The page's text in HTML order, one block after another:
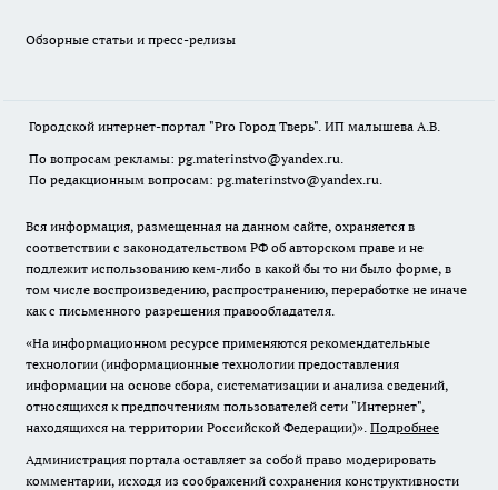
Обзорные статьи и пресс-релизы
Городской интернет-портал "Pro Город Тверь". ИП малышева А.В.
По вопросам рекламы: pg.materinstvo@yandex.ru.
По редакционным вопросам: pg.materinstvo@yandex.ru.
Вся информация, размещенная на данном сайте, охраняется в
соответствии с законодательством РФ об авторском праве и не
подлежит использованию кем-либо в какой бы то ни было форме, в
том числе воспроизведению, распространению, переработке не иначе
как с письменного разрешения правообладателя.
«На информационном ресурсе применяются рекомендательные
технологии (информационные технологии предоставления
информации на основе сбора, систематизации и анализа сведений,
относящихся к предпочтениям пользователей сети "Интернет",
находящихся на территории Российской Федерации)». Подробнее
Администрация портала оставляет за собой право модерировать
комментарии, исходя из соображений сохранения конструктивности